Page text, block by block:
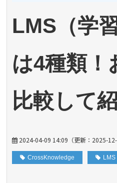
LMS（学
は4種類！
比較して
2024-04-09 14:09 （更新： 2025-
CrossKnowledge LMS